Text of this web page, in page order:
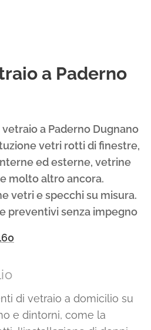
a Paderno
a Paderno Dugnano
vetri rotti di finestre,
ed esterne, vetrine
molto altro ancora.
vetri e specchi su misura.
preventivi senza impegno
di vetraio a domicilio su
e dintorni, come la